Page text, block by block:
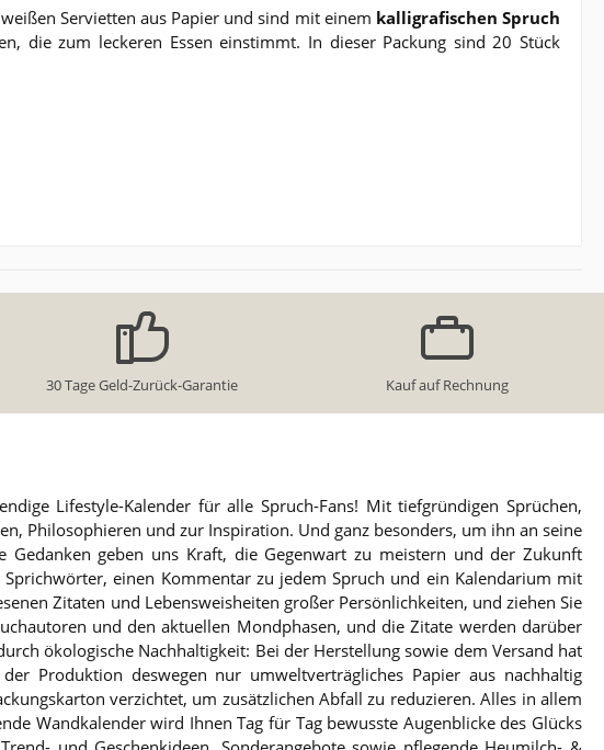
Servietten aus Papier und sind mit einem kalligrafischen Spruch
die zum leckeren Essen einstimmt. In dieser Packung sind 20 Stück
30 Tage Geld-Zurück-Garantie Kauf auf Rechnung
Lifestyle-Kalender für alle Spruch-Fans! Mit tiefgründigen Sprüchen,
Philosophieren und zur Inspiration. Und ganz besonders, um ihn an seine
geben uns Kraft, die Gegenwart zu meistern und der Zukunft
einen Kommentar zu jedem Spruch und ein Kalendarium mit
Zitaten und Lebensweisheiten großer Persönlichkeiten, und ziehen Sie
und den aktuellen Mondphasen, und die Zitate werden darüber
ökologische Nachhaltigkeit: Bei der Herstellung sowie dem Versand hat
Produktion deswegen nur umweltverträgliches Papier aus nachhaltig
verzichtet, um zusätzlichen Abfall zu reduzieren. Alles in allem
Wandkalender wird Ihnen Tag für Tag bewusste Augenblicke des Glücks